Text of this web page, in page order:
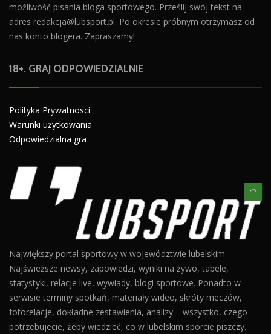
możliwość pisania bloga sportowego. Prześlij swój tekst na
adres redakcja@lubsport.pl. Po okresie próbnym otrzymasz od
nas konto blogera. Zapraszamy!
18+. GRAJ ODPOWIEDZIALNIE
Polityka Prywatnosci
Warunki użytkowania
Odpowiedzialna gra
Największy portal sportowy w województwie lubelskim.
Najświeższe newsy, zapowiedzi, wyniki na żywo, tabele,
statystyki, relacje live, wywiady, blogi sportowe. Ponadto w
serwisie terminy spotkań, materiały wideo, skróty meczów,
fotorelacje, dokładne zestawienia, analizy – wszystko, czego
potrzebujecie, żeby wiedzieć, co w lubelskim sporcie piszczy.